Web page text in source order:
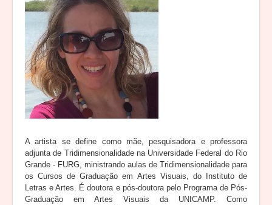
A artista se define como mãe, pesquisadora e professora
adjunta de Tridimensionalidade na Universidade Federal do Rio
Grande - FURG, ministrando aulas de Tridimensionalidade para
os Cursos de Graduação em Artes Visuais, do Instituto de
Letras e Artes. É doutora e pós-doutora pelo Programa de Pós-
Graduação em Artes Visuais da UNICAMP. Como